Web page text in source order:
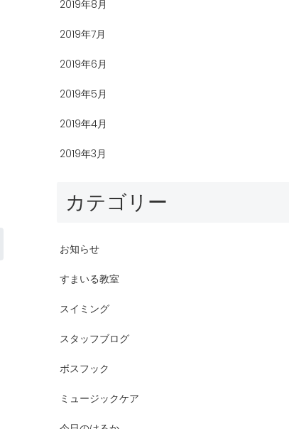
2019年8月
2019年7月
2019年6月
2019年5月
2019年4月
2019年3月
カテゴリー
お知らせ
すまいる教室
スイミング
スタッフブログ
ボスフック
ミュージックケア